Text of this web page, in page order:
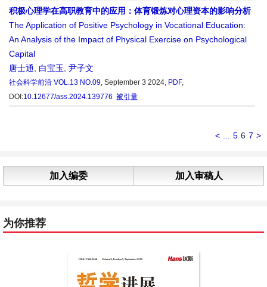
积极心理学在高职教育中的应用：体育锻炼对心理资本的影响分析
The Application of Positive Psychology in Vocational Education:
An Analysis of the Impact of Physical Exercise on Psychological
Capital
唐士通
白宝玉 尹子文
社会科学前沿 VOL.13 NO.09, September 3 2024, PDF,
DOI:10.12677/ass.2024.139776 被引量
< 5 6 7 >
加入编委 加入审稿人
为你推荐